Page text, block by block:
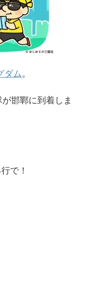
ダム。
邯鄲に到着しま
で！